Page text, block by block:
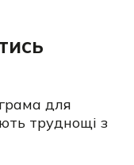
для
труднощі з